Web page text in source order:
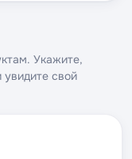
Укажите,
увидите свой